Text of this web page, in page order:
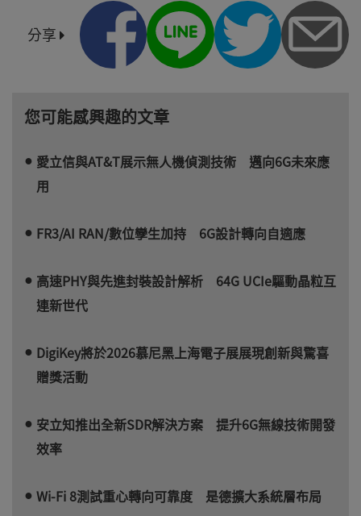
分享
您可能感興趣的文章
愛立信與AT&T展示無人機偵測技術 邁向6G未來應
用
FR3/AI RAN/數位孿生加持 6G設計轉向自適應
高速PHY與先進封裝設計解析 64G UCIe驅動晶粒互
連新世代
DigiKey將於2026慕尼黑上海電子展展現創新與驚喜
贈獎活動
安立知推出全新SDR解決方案 提升6G無線技術開發
效率
Wi-Fi 8測試重心轉向可靠度 是德擴大系統層布局